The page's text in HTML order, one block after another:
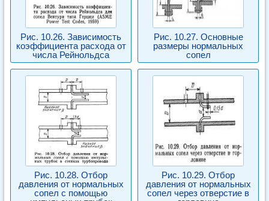
Рис. 10.26. Зависимость
коэффициента расхода от
числа Рейнольдса
Рис. 10.27. Основные
размеры нормальных
сопел
Рис. 10.28. Отбор
давления от нормальных
сопел с помощью
Рис. 10.29. Отбор
давления от нормальных
сопел через отверстие в